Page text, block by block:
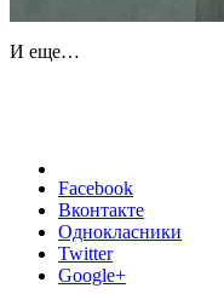
И еще…
Facebook
Вконтакте
Однокласники
Twitter
Google+